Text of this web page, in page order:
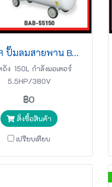
BIGAIR ปั๊มลมสายพาน BAB-55150 5.5HP 220v 150L สีขาว
ง 150L กำลังมอเตอร์
5.5HP/380V
฿0
สั่งซื้อสินค้า
เปรียบเทียบ